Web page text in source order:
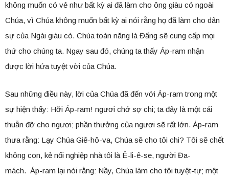
không muốn có vẻ như bất kỳ ai đã làm cho ông giàu có ngoài
Chúa, vì Chúa không muốn bất kỳ ai nói rằng họ đã làm cho dân
sự của Ngài giàu có. Chúa toàn năng là Đấng sẽ cung cấp mọi
thứ cho chúng ta. Ngay sau đó, chúng ta thấy Áp-ram nhận
được lời hứa tuyệt vời của Chúa.
Sau những điều này, lời của Chúa đã đến với Áp-ram trong một
sự hiện thấy: Hỡi Áp-ram! ngươi chớ sợ chi; ta đây là một cái
thuẫn đỡ cho ngươi; phần thưởng của ngươi sẽ rất lớn. Áp-ram
thưa rằng: Lạy Chúa Giê-hô-va, Chúa sẽ cho tôi chi? Tôi sẽ chết
không con, kẻ nối nghiệp nhà tôi là Ê-li-ê-se, người Đa-
mách. Áp-ram lại nói rằng: Nầy, Chúa làm cho tôi tuyệt-tự; một